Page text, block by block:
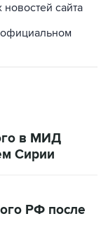
сайта
в МИД
Сирии
РФ после